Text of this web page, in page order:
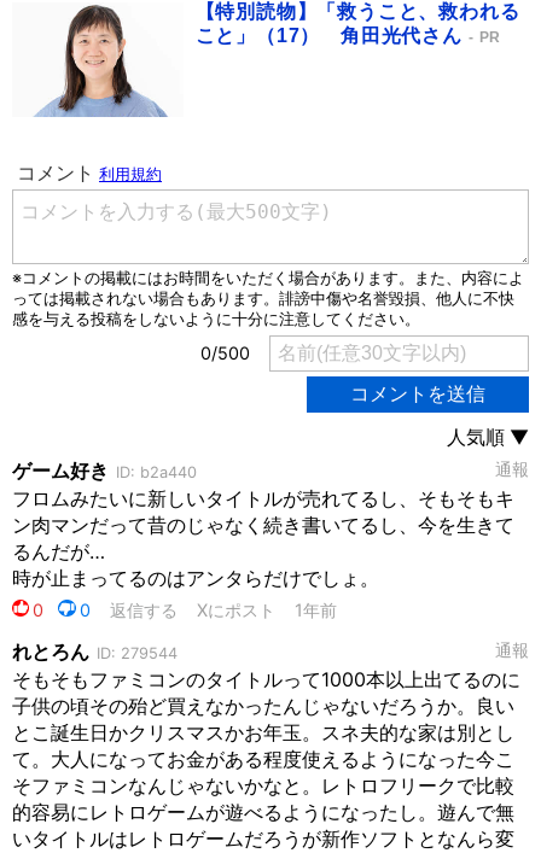
【特別読物】「救うこと、救われる
こと」（17） 角田光代さん
PR